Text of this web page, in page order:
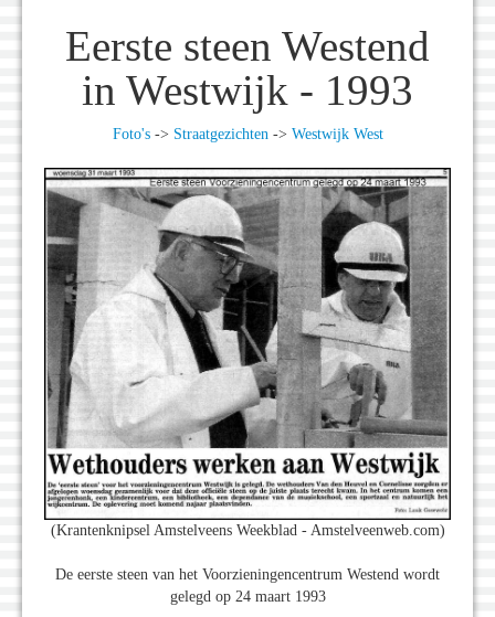
Eerste steen Westend
in Westwijk - 1993
Foto's-> Straatgezichten-> Westwijk West
(Krantenknipsel Amstelveens Weekblad - Amstelveenweb.com)
De eerste steen van het Voorzieningencentrum Westend wordt
gelegd op 24 maart 1993